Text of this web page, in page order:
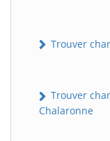
Trouver
Trouver
Chalaronne